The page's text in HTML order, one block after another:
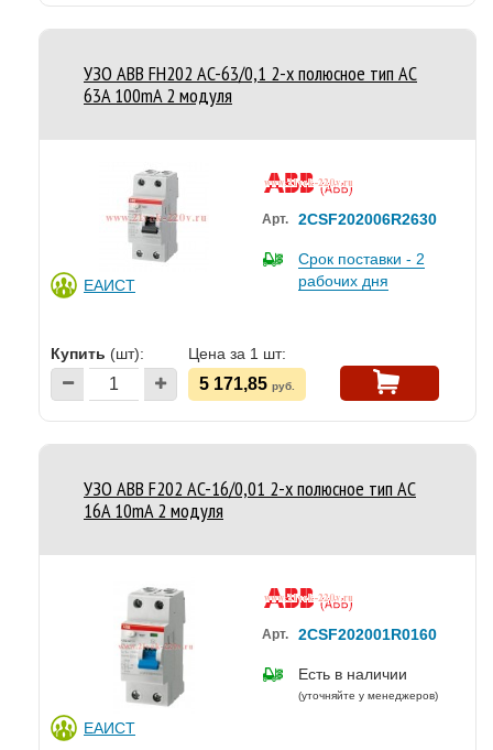
УЗО ABB FH202 AC-63/0,1 2-х полюсное тип AC
63A 100mA 2 модуля
ЕАИСТ
Арт. 2CSF202006R2630
Срок поставки - 2
рабочих дня
Купить (шт): Цена за 1 шт:
5 171,85 руб.
УЗО ABB F202 AC-16/0,01 2-х полюсное тип AC
16A 10mA 2 модуля
ЕАИСТ
Арт. 2CSF202001R0160
Есть в наличии
(уточняйте у менеджеров)